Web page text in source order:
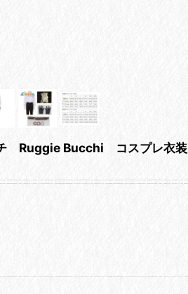
Ruggie Bucchi コスプレ衣装